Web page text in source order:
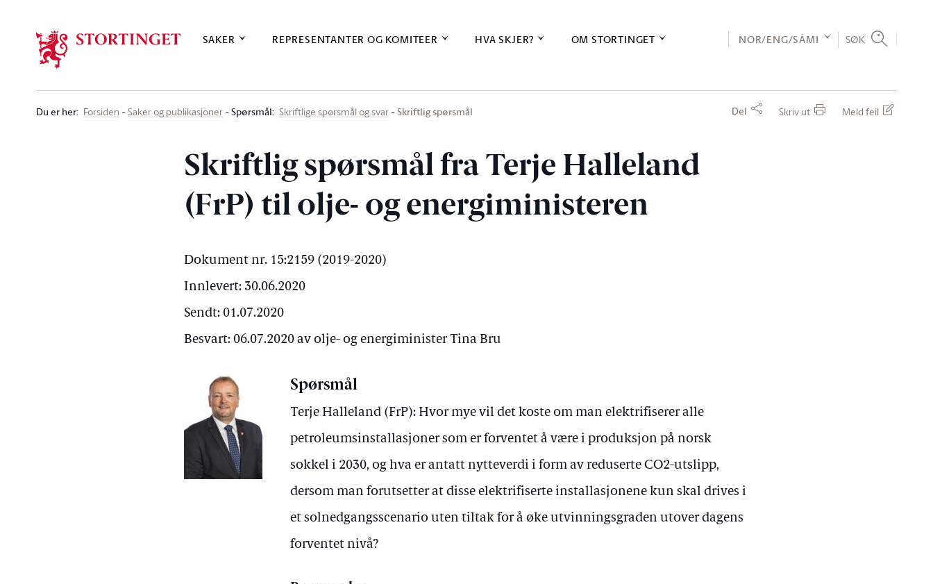
SAKER REPRESENTANTER OG KOMITEER HVA SKJER? OM STORTINGET NOR/ENG/SÁMI SØK
Du er her: Forsiden Saker og publikasjoner Spørsmål: Skriftlige spørsmål og svar Skriftlig spørsmål Del Skriv ut Meld feil
Skriftlig spørsmål fra Terje Halleland
(FrP) til olje- og energiministeren
Dokument nr. 15:2159 (2019-2020)
Innlevert: 30.06.2020
Sendt: 01.07.2020
Besvart: 06.07.2020 av olje- og energiminister Tina Bru
Spørsmål
Terje Halleland (FrP): Hvor mye vil det koste om man elektrifiserer alle
petroleumsinstallasjoner som er forventet å være i produksjon på norsk
sokkel i 2030, og hva er antatt nytteverdi i form av reduserte CO2-utslipp,
dersom man forutsetter at disse elektrifiserte installasjonene kun skal drives i
et solnedgangsscenario uten tiltak for å øke utvinningsgraden utover dagens
forventet nivå?